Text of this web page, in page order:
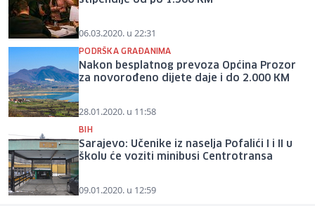
06.03.2020. u 22:31
PODRŠKA GRAĐANIMA
Nakon besplatnog prevoza Općina Prozor
za novorođeno dijete daje i do 2.000 KM
28.01.2020. u 11:58
BIH
Sarajevo: Učenike iz naselja Pofalići I i II u
školu će voziti minibusi Centrotransa
09.01.2020. u 12:59